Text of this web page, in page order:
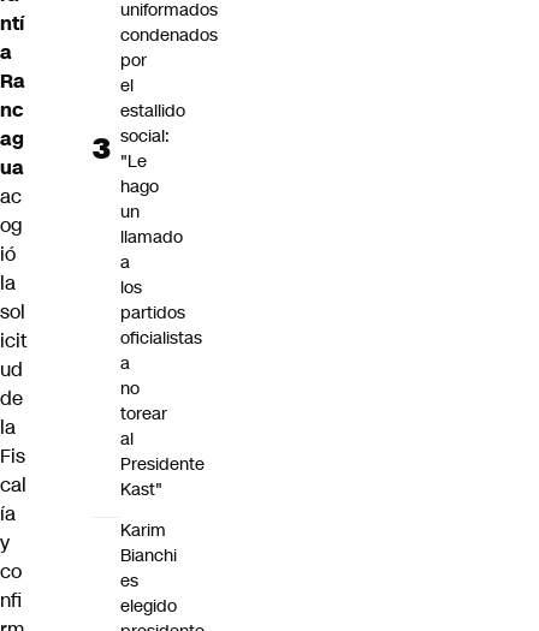
ntí
a
Ra
nc
ag
ua
ac
og
ió
la
sol
icit
ud
de
la
Fis
cal
ía
y
co
nfi
uniformados
condenados
por
el
estallido
social:
"Le
hago
un
llamado
a
los
partidos
oficialistas
a
no
torear
al
Presidente
Kast"
Karim
Bianchi
es
elegido